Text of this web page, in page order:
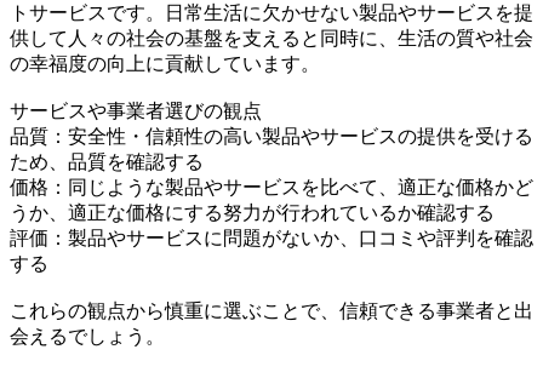
トサービスです。日常生活に欠かせない製品やサービスを提
供して人々の社会の基盤を支えると同時に、生活の質や社会
の幸福度の向上に貢献しています。
サービスや事業者選びの観点
品質：安全性・信頼性の高い製品やサービスの提供を受ける
ため、品質を確認する
価格：同じような製品やサービスを比べて、適正な価格かど
うか、適正な価格にする努力が行われているか確認する
評価：製品やサービスに問題がないか、口コミや評判を確認
する
これらの観点から慎重に選ぶことで、信頼できる事業者と出
会えるでしょう。